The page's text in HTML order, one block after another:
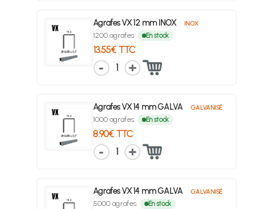
Agrafes VX 12 mm INOX INOX
1200 agrafes En stock
13.55€ TTC
1
Agrafes VX 14 mm GALVA GALVANISÉ
1000 agrafes En stock
8.90€ TTC
1
Agrafes VX 14 mm GALVA GALVANISÉ
5000 agrafes En stock